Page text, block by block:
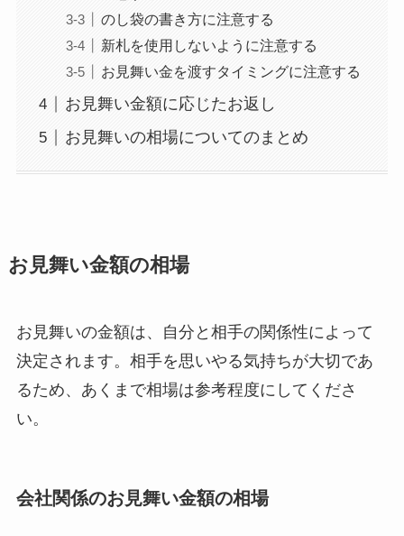
のし袋の書き方に注意する
新札を使用しないように注意する
お見舞い金を渡すタイミングに注意する
お見舞い金額に応じたお返し
お見舞いの相場についてのまとめ
お見舞い金額の相場
お見舞いの金額は、自分と相手の関係性によって
決定されます。相手を思いやる気持ちが大切であ
るため、あくまで相場は参考程度にしてくださ
い。
会社関係のお見舞い金額の相場